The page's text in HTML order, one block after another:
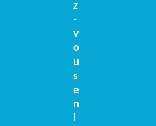
z
-
v
o
u
s
e
n